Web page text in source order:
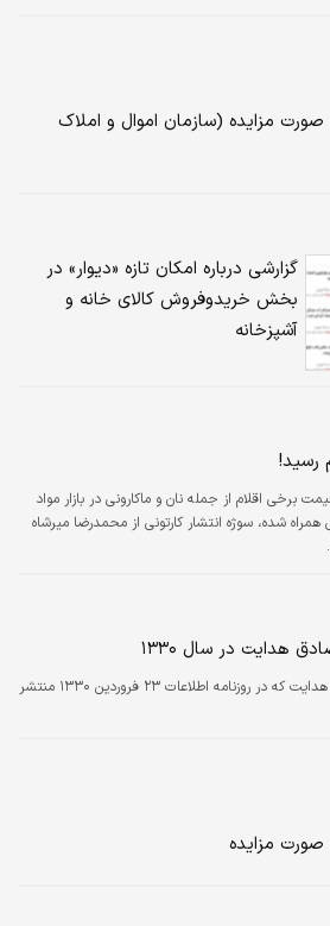
مزایده (سازمان اموال و املاک
گزارشی درباره امکان تازه «دیوار» در
بخش خریدوفروش کالای خانه و
آشپزخانه
رسید!
برخی اقلام از جمله نان و ماکارونی در بازار مواد
همراه شده، سوژه انتشار کارتونی از محمدرضا میرشاه
هدایت در سال ۱۳۳۰
تصویری از آگهی مرگ صادق هدایت که در روزنامه اطلاعات ۲۳ فروردین ۱۳۳۰ منتشر
مزایده